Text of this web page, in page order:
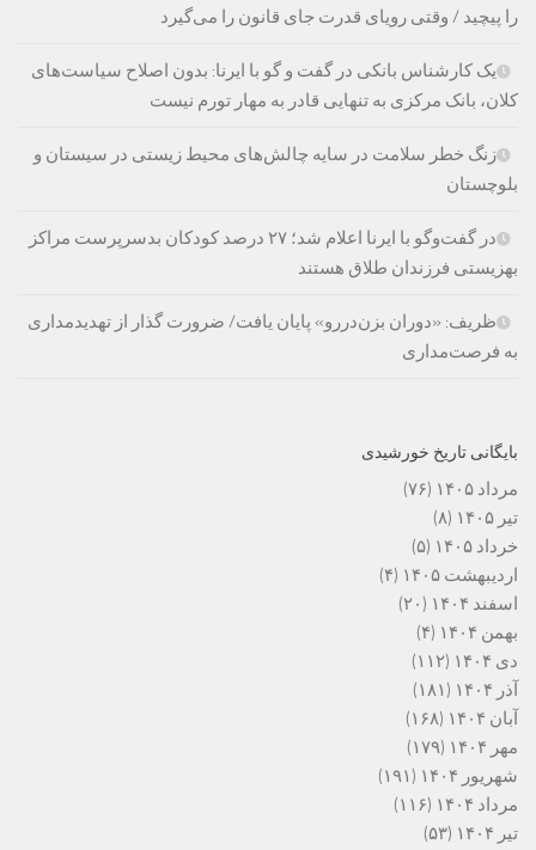
را پیچید / وقتی رویای قدرت جای قانون را می‌گیرد
یک کارشناس بانکی در گفت و گو با ایرنا: بدون اصلاح سیاست‌های
کلان، بانک مرکزی به تنهایی قادر به مهار تورم نیست
زنگ خطر سلامت در سایه چالش‌های محیط زیستی در سیستان و
بلوچستان
در گفت‌وگو با ایرنا اعلام شد؛ ۲۷ درصد کودکان بدسرپرست مراکز
بهزیستی فرزندان طلاق هستند
ظریف: «دوران بزن‌دررو» پایان یافت/ ضرورت گذار از تهدیدمداری
به فرصت‌مداری
بایگانی تاریخ خورشیدی
مرداد ۱۴۰۵
(۷۶)
تیر ۱۴۰۵
(۸)
خرداد ۱۴۰۵
(۵)
اردیبهشت ۱۴۰۵
(۴)
اسفند ۱۴۰۴
(۲۰)
بهمن ۱۴۰۴
(۴)
دی ۱۴۰۴
(۱۱۲)
آذر ۱۴۰۴
(۱۸۱)
آبان ۱۴۰۴
(۱۶۸)
مهر ۱۴۰۴
(۱۷۹)
شهریور ۱۴۰۴
(۱۹۱)
مرداد ۱۴۰۴
(۱۱۶)
تیر ۱۴۰۴
(۵۳)